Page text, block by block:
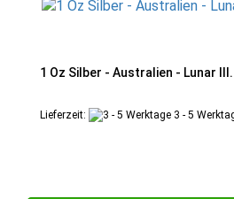
1 Oz Silber - Australien - Lunar
Lieferzeit: 3 - 5